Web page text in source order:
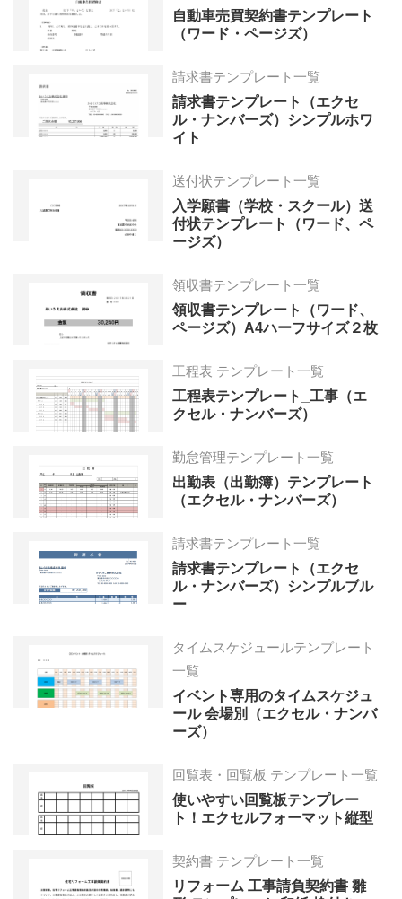
自動車売買契約書テンプレート
（ワード・ページズ）
請求書テンプレート一覧
請求書テンプレート（エクセ
ル・ナンバーズ）シンプルホワ
イト
送付状テンプレート一覧
入学願書（学校・スクール）送
付状テンプレート（ワード、ペ
ージズ）
領収書テンプレート一覧
領収書テンプレート（ワード、
ページズ）A4ハーフサイズ２枚
工程表 テンプレート一覧
工程表テンプレート_工事（エ
クセル・ナンバーズ）
勤怠管理テンプレート一覧
出勤表（出勤簿）テンプレート
（エクセル・ナンバーズ）
請求書テンプレート一覧
請求書テンプレート（エクセ
ル・ナンバーズ）シンプルブル
ー
タイムスケジュールテンプレート
一覧
イベント専用のタイムスケジュ
ール 会場別（エクセル・ナンバ
ーズ）
回覧表・回覧板 テンプレート一覧
使いやすい回覧板テンプレー
ト！エクセルフォーマット縦型
契約書 テンプレート一覧
リフォーム 工事請負契約書 雛